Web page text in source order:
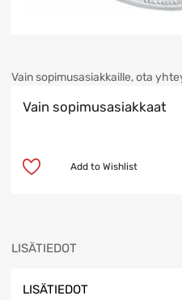
Vain sopimusasiakkaille, ota
Vain sopimusasiakkaat
Add to Wishlist
LISÄTIEDOT
LISÄTIEDOT